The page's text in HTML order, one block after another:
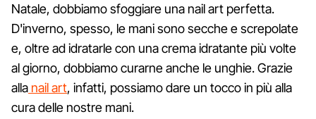
Natale, dobbiamo sfoggiare una nail art perfetta.
D'inverno, spesso, le mani sono secche e screpolate
e, oltre ad idratarle con una crema idratante più volte
al giorno, dobbiamo curarne anche le unghie. Grazie
alla nail art, infatti, possiamo dare un tocco in più alla
cura delle nostre mani.